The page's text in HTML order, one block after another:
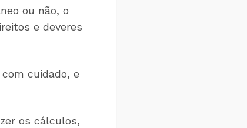
ou não, o
e deveres
cuidado, e
os cálculos,